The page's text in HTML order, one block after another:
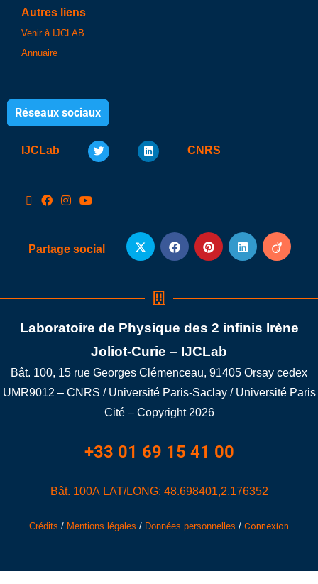
Autres liens
Venir à IJCLAB
Annuaire
Réseaux sociaux
IJCLab CNRS
Partage social
Laboratoire de Physique des 2 infinis Irène
Joliot-Curie – IJCLab
Bât. 100, 15 rue Georges Clémenceau, 91405 Orsay cedex
UMR9012 – CNRS / Université Paris-Saclay / Université Paris
Cité – Copyright 2026
+33 01 69 15 41 00
Bât. 100A LAT/LONG: 48.698401,2.176352
Crédits / Mentions légales / Données personnelles / Connexion